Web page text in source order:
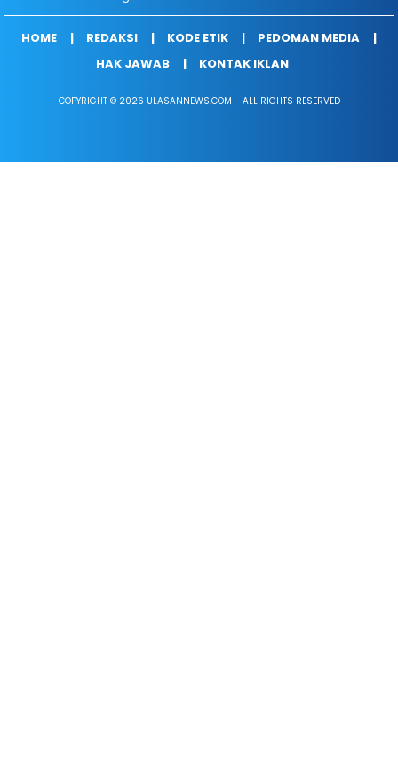
HOME REDAKSI KODE ETIK
PEDOMAN MEDIA
HAK JAWAB
KONTAK IKLAN
COPYRIGHT © 2026 ULASANNEWS.COM - ALL RIGHTS RESERVED